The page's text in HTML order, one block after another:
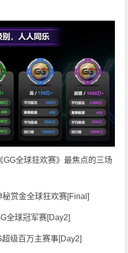
GG全球狂欢赛》最焦点的三场
秘赏金全球狂欢赛[Final]
全球冠军赛[Day2]
级百万主赛事[Day2]